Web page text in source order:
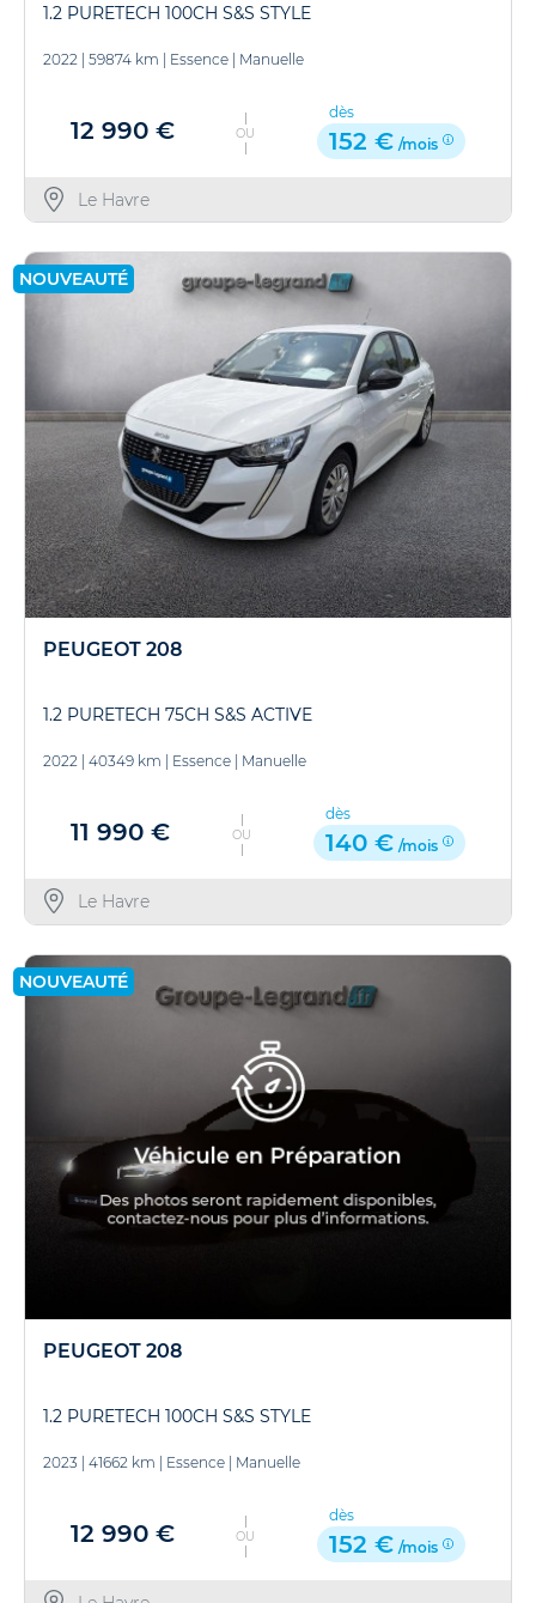
1.2 PURETECH 100CH S&S STYLE
2022 | 59874 km | Essence | Manuelle
12 990 € OU
dès
152 € /mois
Le Havre
NOUVEAUTÉ
PEUGEOT 208
1.2 PURETECH 75CH S&S ACTIVE
2022 40349 km Essence Manuelle
11 990 € OU
dès
140 € /mois
Le Havre
NOUVEAUTÉ
PEUGEOT 208
1.2 PURETECH 100CH S&S STYLE
2023 41662 km Essence Manuelle
12 990 € OU
dès
152 € /mois